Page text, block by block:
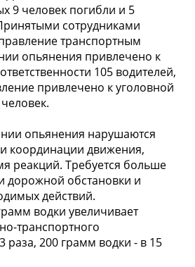
9 человек погибли и 5
сотрудниками
транспортным
опьянения привлечено к
105 водителей,
привлечено к уголовной
опьянения нарушаются
координации движения,
реакций. Требуется больше
дорожной обстановки и
действий.
водки увеличивает
транспортного
раза, 200 грамм водки - в 15